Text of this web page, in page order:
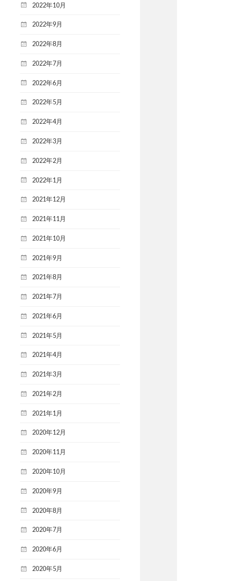
2022年10月
2022年9月
2022年8月
2022年7月
2022年6月
2022年5月
2022年4月
2022年3月
2022年2月
2022年1月
2021年12月
2021年11月
2021年10月
2021年9月
2021年8月
2021年7月
2021年6月
2021年5月
2021年4月
2021年3月
2021年2月
2021年1月
2020年12月
2020年11月
2020年10月
2020年9月
2020年8月
2020年7月
2020年6月
2020年5月